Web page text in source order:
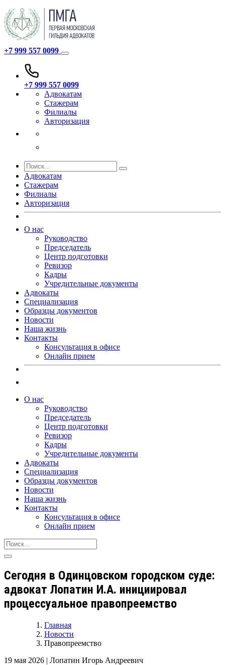
+7 999 557 0099
+7 999 557 0099
Адвокатам
Стажерам
Филиалы
Авторизация
Адвокатам
Стажерам
Филиалы
Авторизация
О нас
Руководство
Председатель
Центр подготовки
Ревизор
Кадры
Учредительные документы
Адвокаты
Специализация
Образцы документов
Новости
Наша жизнь
Контакты
Консультация в офисе
Онлайн прием
О нас
Руководство
Председатель
Центр подготовки
Ревизор
Кадры
Учредительные документы
Адвокаты
Специализация
Образцы документов
Новости
Наша жизнь
Контакты
Консультация в офисе
Онлайн прием
Сегодня в Одинцовском городском суде:
адвокат Лопатин И.А. инициировал
процессуальное правопреемство
Главная
Новости
Правопреемство
19 мая 2026 | Лопатин Игорь Андреевич